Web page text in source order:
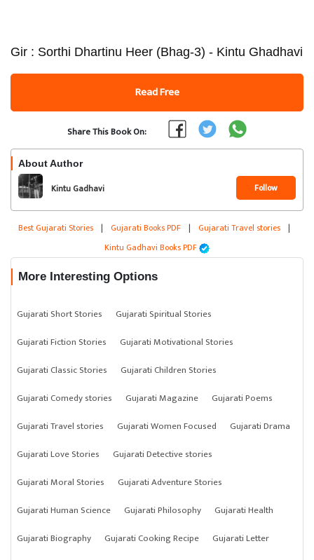
Gir : Sorthi Dhartinu Heer (Bhag-3) - Kintu Ghadhavi
Read Free
Share This Book On:
About Author
Kintu Gadhavi Follow
Best Gujarati Stories | Gujarati Books PDF | Gujarati Travel stories |
Kintu Gadhavi Books PDF
More Interesting Options
Gujarati Short Stories
Gujarati Spiritual Stories
Gujarati Fiction Stories
Gujarati Motivational Stories
Gujarati Classic Stories
Gujarati Children Stories
Gujarati Comedy stories
Gujarati Magazine
Gujarati Poems
Gujarati Travel stories
Gujarati Women Focused
Gujarati Drama
Gujarati Love Stories
Gujarati Detective stories
Gujarati Moral Stories
Gujarati Adventure Stories
Gujarati Human Science
Gujarati Philosophy
Gujarati Health
Gujarati Biography
Gujarati Cooking Recipe
Gujarati Letter